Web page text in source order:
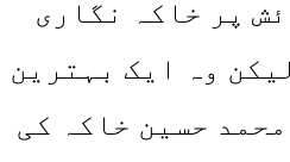
پر خاکہ نگاری
وہ ایک بہترین
حسین خاکہ کی